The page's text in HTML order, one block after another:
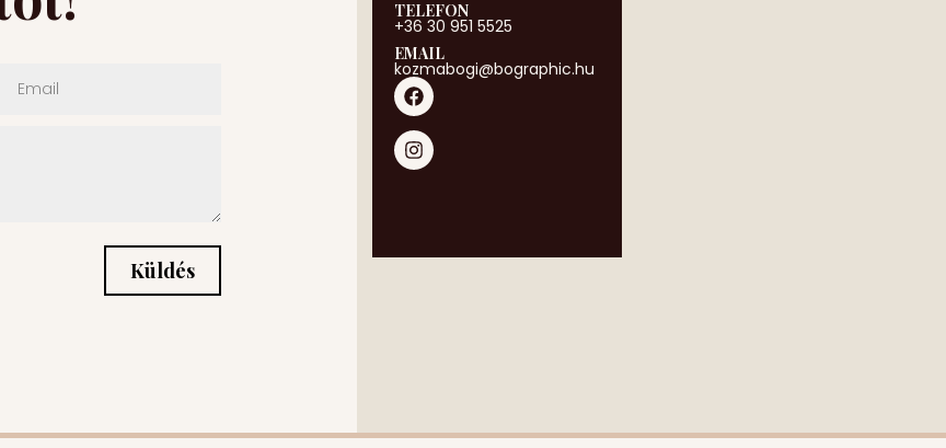
Küldés
TELEFON
+36 30 951 5525
EMAIL
kozmabogi@bographic.hu